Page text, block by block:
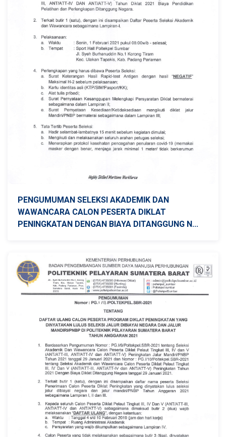
PENGUMUMAN SELEKSI AKADEMIK DAN
WAWANCARA CALON PESERTA DIKLAT
PENINGKATAN DENGAN BIAYA DITANGGUNG N...